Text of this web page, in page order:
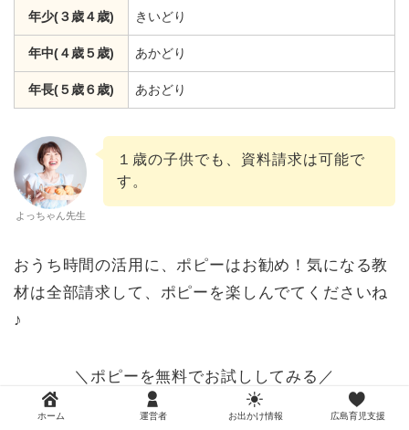
年少(３歳４歳) きいどり
年中(４歳５歳) あかどり
年長(５歳６歳) あおどり
よっちゃん先生
１歳の子供でも、資料請求は可能で
す。
おうち時間の活用に、ポピーはお勧め！気になる教
材は全部請求して、ポピーを楽しんでてくださいね
♪
＼ポピーを無料でお試ししてみる／
ホーム 運営者 お出かけ情報 広島育児支援